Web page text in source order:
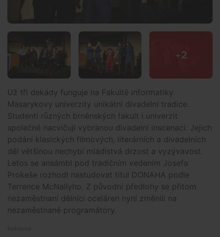
+2
Už tři dekády funguje na Fakultě informatiky
Masarykovy univerzity unikátní divadelní tradice.
Studenti různých brněnských fakult i univerzit
společně nacvičují vybranou divadelní inscenaci. Jejich
podání klasických filmových, literárních a divadelních
děl většinou nechybí mladistvá drzost a vyzývavost.
Letos se ansámbl pod tradičním vedením Josefa
Prokeše rozhodl nastudovat titul DONAHA podle
Terrence McNallyho. Z původní předlohy se přitom
nezaměstnaní dělníci oceláren nyní změnili na
nezaměstnané programátory.